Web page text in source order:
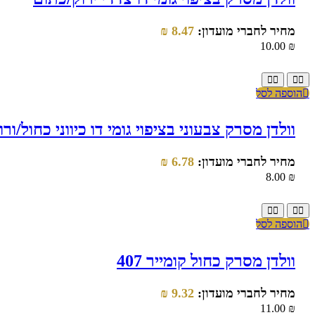
מחיר לחברי מועדון: 8.47
₪
10.00 ₪
הוספה לסל
וולדן מסרק צבעוני בציפוי גומי דו כיווני כחול/
מחיר לחברי מועדון: 6.78
₪
8.00 ₪
הוספה לסל
וולדן מסרק כחול קומייר 407
מחיר לחברי מועדון: 9.32
₪
11.00 ₪